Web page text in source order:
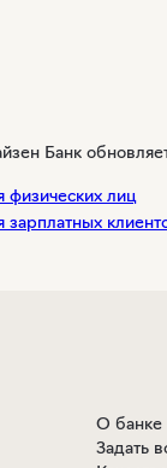
Банк
физических лиц
зарплатных
О банке
Задать